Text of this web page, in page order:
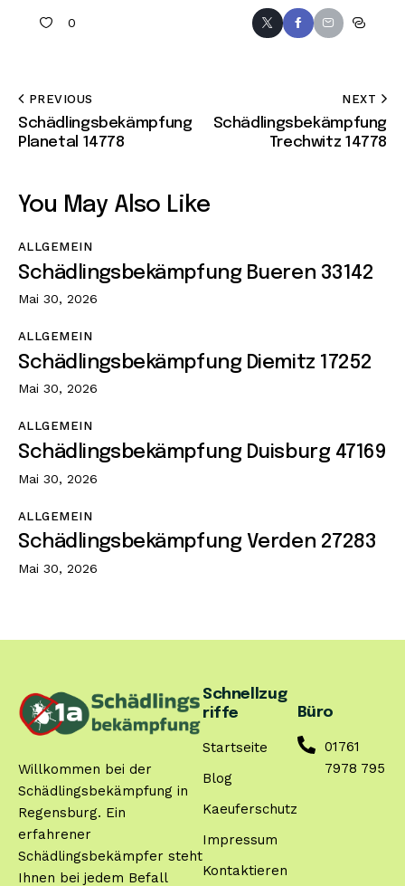
0
PREVIOUS
Schädlingsbekämpfung
Planetal 14778
NEXT
Schädlingsbekämpfung
Trechwitz 14778
You May Also Like
ALLGEMEIN
Schädlingsbekämpfung Bueren 33142
Mai 30, 2026
ALLGEMEIN
Schädlingsbekämpfung Diemitz 17252
Mai 30, 2026
ALLGEMEIN
Schädlingsbekämpfung Duisburg 47169
Mai 30, 2026
ALLGEMEIN
Schädlingsbekämpfung Verden 27283
Mai 30, 2026
Willkommen bei der
Schädlingsbekämpfung in
Regensburg. Ein
erfahrener
Schädlingsbekämpfer steht
Ihnen bei jedem Befall
Schnellzug
riffe
Startseite
Blog
Kaeuferschutz
Impressum
Kontaktieren
Büro
01761
7978 795